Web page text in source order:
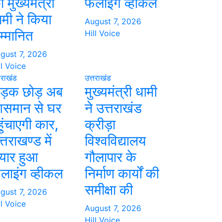
ने किया
7, 2026
Voice
August 7, 2026
Hill Voice
छोड़ अब
से घर
कार,
में
हुआ
व्हीकल
7, 2026
Voice
उत्तराखंड
मुख्यमंत्री धामी
ने उत्तराखंड
क्रीड़ा
विश्वविद्यालय
गौलापार के
निर्माण कार्यों की
समीक्षा की
August 7, 2026
Hill Voice